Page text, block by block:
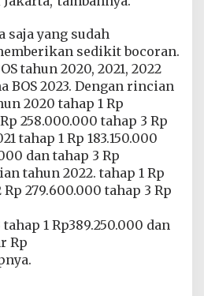
saja yang sudah
sedikit bocoran.
tahun 2020, 2021, 2022
BOS 2023. Dengan rincian
2020 tahap 1 Rp
258.000.000 tahap 3 Rp
tahap 1 Rp 183.150.000
dan tahap 3 Rp
tahun 2022. tahap 1 Rp
279.600.000 tahap 3 Rp
1 Rp389.250.000 dan
Rp